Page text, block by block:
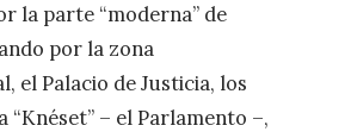
la parte “moderna” de
por la zona
el Palacio de Justicia, los
“Knéset” – el Parlamento –,